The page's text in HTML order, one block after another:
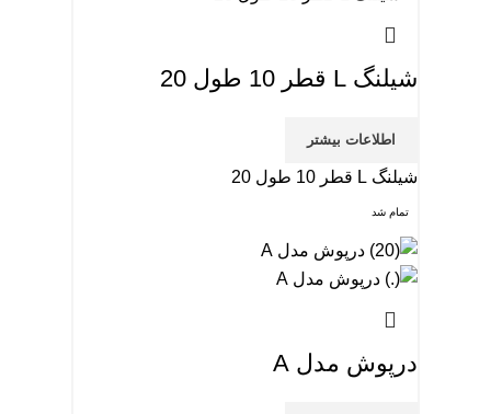
شیلنگ L قطر 10 طول 20
اطلاعات بیشتر
شیلنگ L قطر 10 طول 20
تمام شد
درپوش مدل A